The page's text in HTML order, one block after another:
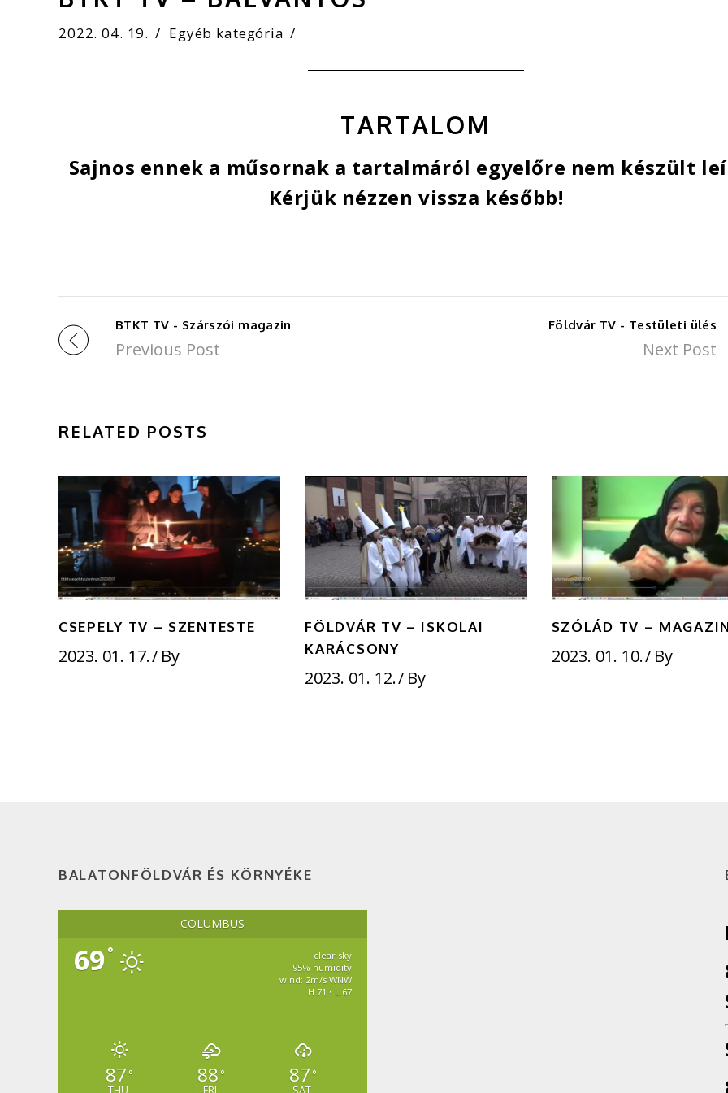
2022. 04. 19. Egyéb kategória
TARTALOM
Sajnos ennek a műsornak a tartalmáról egyelőre nem készült
Kérjük nézzen vissza később!
BTKT TV - Szárszói magazin
Previous Post
Földvár TV - Testületi ülés
Next Post
RELATED POSTS
CSEPELY TV – SZENTESTE
2023. 01. 17. By
FÖLDVÁR TV – ISKOLAI
KARÁCSONY
2023. 01. 12. By
SZÓLÁD TV –
2023. 01. 10. By
BALATONFÖLDVÁR ÉS KÖRNYÉKE
COLUMBUS
69°
clear sky
95% humidity
wind: 2m/s WNW
H 71 • L 67
87 ° 88 ° 87 °